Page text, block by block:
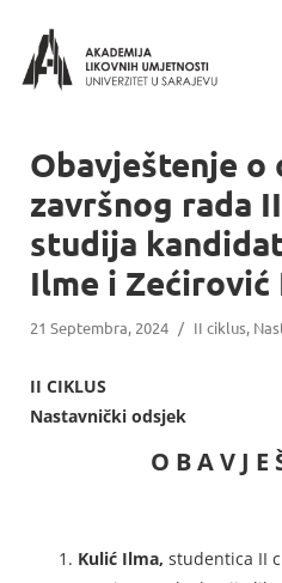
Obavještenje o
završnog rada
studija
Ilme i Zećirović
21 Septembra, 2024 / II ciklus,
II CIKLUS
Nastavnički odsjek
O B A V J E
Kulić Ilma, studentica II